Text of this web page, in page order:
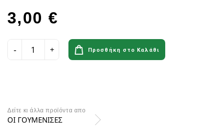
3,00 €
Προσθήκη στο Καλάθι
Δείτε κι άλλα προϊόντα απο
ΟΙ ΓΟΥΜΕΝΙΣΕΣ